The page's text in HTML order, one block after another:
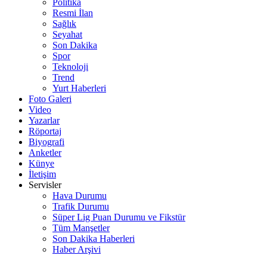
Resmi İlan
Sağlık
Seyahat
Son Dakika
Spor
Teknoloji
Trend
Yurt Haberleri
Foto Galeri
Video
Yazarlar
Röportaj
Biyografi
Anketler
Künye
İletişim
Servisler
Hava Durumu
Trafik Durumu
Süper Lig Puan Durumu ve Fikstür
Tüm Manşetler
Son Dakika Haberleri
Haber Arşivi